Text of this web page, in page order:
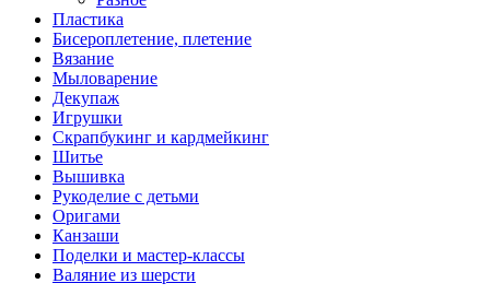
Пластика
Бисероплетение, плетение
Вязание
Мыловарение
Декупаж
Игрушки
Скрапбукинг и кардмейкинг
Шитье
Вышивка
Рукоделие с детьми
Оригами
Канзаши
Поделки и мастер-классы
Валяние из шерсти